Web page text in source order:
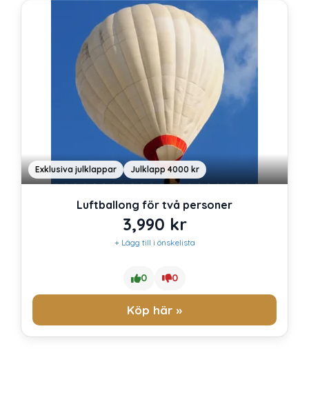
Exklusiva julklappar Julklapp 4000 kr
Luftballong för två personer
3,990 kr
+ Lägg till i önskelista
0 0
Köp här »